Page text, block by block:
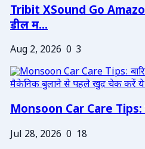
Tribit XSound Go
डील म...
Aug 2, 2026 0 3
Monsoon Car Care Tips:
Jul 28, 2026 0 18